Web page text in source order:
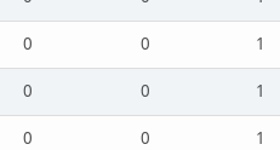
0 0
1
0 0
1
0 0
1